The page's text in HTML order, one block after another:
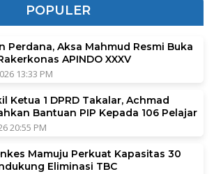
POPULER
Perdana, Aksa Mahmud Resmi Buka
APINDO XXXV
13:33 PM
Ketua 1 DPRD Takalar, Achmad
Bantuan PIP Kepada 106 Pelajar
20:55 PM
Mamuju Perkuat Kapasitas 30
Eliminasi TBC